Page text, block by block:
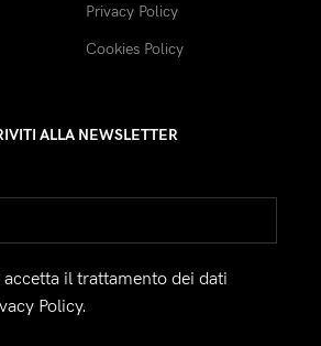
Privacy Policy
Cookies Policy
ALLA NEWSLETTER
accetta il trattamento dei dati
Policy.